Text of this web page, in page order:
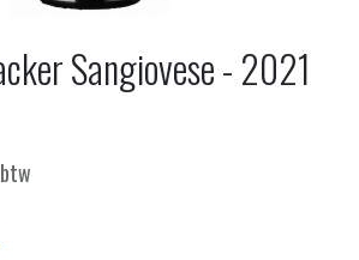
Sangiovese - 2021